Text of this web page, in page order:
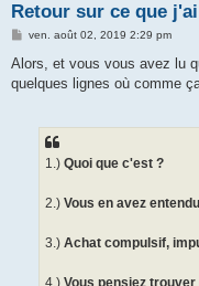
Retour sur ce que
M
s
a
ven. août 02, 2019 2:29 pm
Alors, et vous vous avez lu
quelques lignes où comme
1.) Quoi que c'est ?
2.) Vous en avez
3.) Achat compulsif,